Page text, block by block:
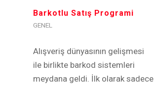
Barkotlu Satış Programi
GENEL
Alışveriş dünyasının gelişmesi
ile birlikte barkod sistemleri
meydana geldi. İlk olarak sadece